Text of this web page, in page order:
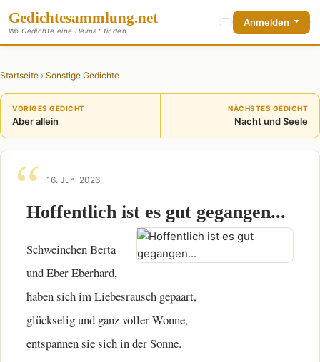
Gedichtesammlung.net
Wo Gedichte eine Heimat finden
Anmelden
Startseite › Sonstige Gedichte
VORIGES GEDICHT
Aber allein
NÄCHSTES GEDICHT
Nacht und Seele
16. Juni 2026
Hoffentlich ist es gut gegangen...
Schweinchen Berta
und Eber Eberhard,
haben sich im Liebesrausch gepaart,
glückselig und ganz voller Wonne,
entspannen sie sich in der Sonne.